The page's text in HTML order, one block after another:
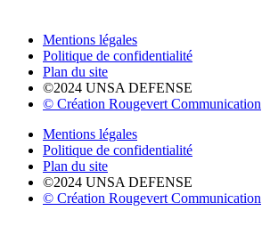
Mentions légales
Politique de confidentialité
Plan du site
©2024 UNSA DEFENSE
© Création Rougevert Communication
Mentions légales
Politique de confidentialité
Plan du site
©2024 UNSA DEFENSE
© Création Rougevert Communication